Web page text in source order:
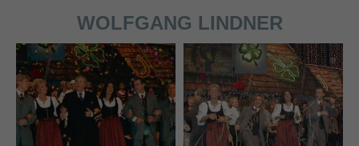
WOLFGANG LINDNER